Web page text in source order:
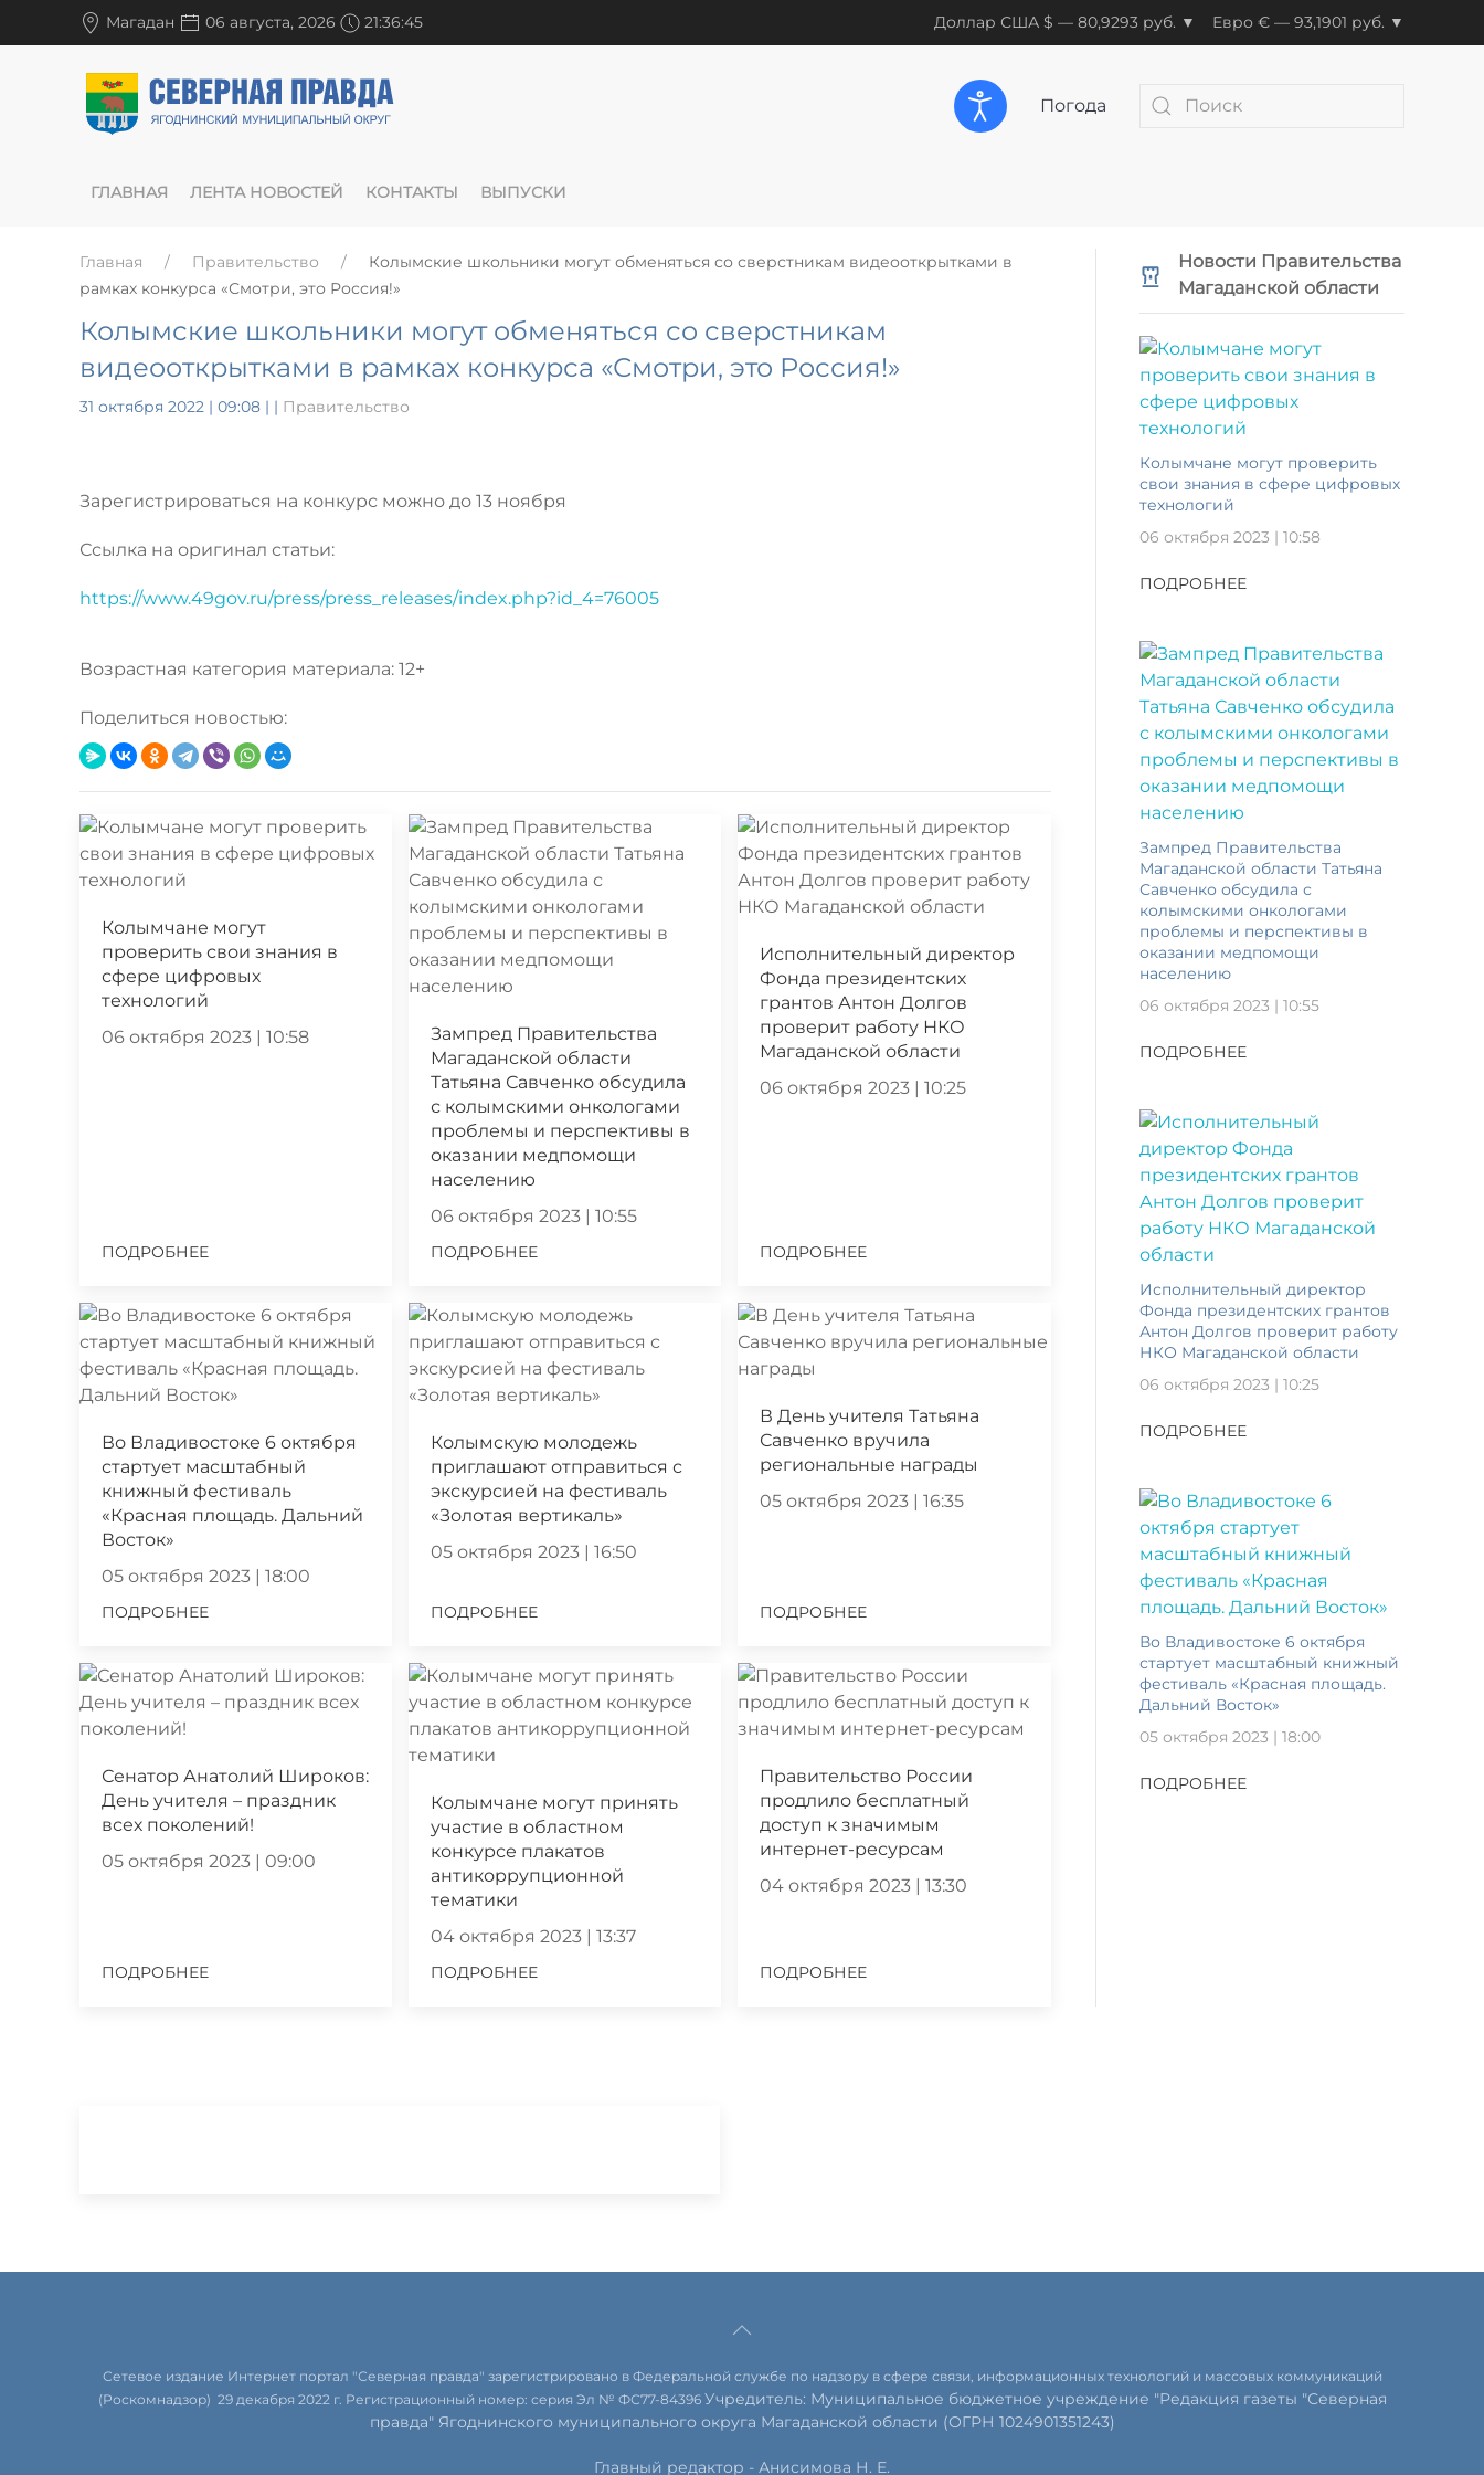
Магадан 06 августа, 2026 21:36:45 Доллар США $ — 80,9293 руб. ▼ Евро € — 93,1901 руб. ▼
Погода
ГЛАВНАЯ ЛЕНТА НОВОСТЕЙ КОНТАКТЫ ВЫПУСКИ
Главная Правительство
Колымские школьники могут обменяться со сверстникам видеооткрытками в
рамках конкурса «Смотри, это Россия!»
Колымские школьники могут обменяться со сверстникам
видеооткрытками в рамках конкурса «Смотри, это Россия!»
31 октября 2022 | 09:08 | | Правительство
Зарегистрироваться на конкурс можно до 13 ноября
Ссылка на оригинал статьи:
https://www.49gov.ru/press/press_releases/index.php?id_4=76005
Возрастная категория материала: 12+
Поделиться новостью:
Колымчане могут
проверить свои знания в
сфере цифровых
технологий
06 октября 2023 | 10:58
ПОДРОБНЕЕ
Зампред Правительства
Магаданской области
Татьяна Савченко обсудила
с колымскими онкологами
проблемы и перспективы в
оказании медпомощи
населению
06 октября 2023 | 10:55
ПОДРОБНЕЕ
Исполнительный директор
Фонда президентских
грантов Антон Долгов
проверит работу НКО
Магаданской области
06 октября 2023 | 10:25
ПОДРОБНЕЕ
Во Владивостоке 6 октября
стартует масштабный
книжный фестиваль
«Красная площадь. Дальний
Восток»
05 октября 2023 | 18:00
ПОДРОБНЕЕ
Колымскую молодежь
приглашают отправиться с
экскурсией на фестиваль
«Золотая вертикаль»
05 октября 2023 | 16:50
ПОДРОБНЕЕ
В День учителя Татьяна
Савченко вручила
региональные награды
05 октября 2023 | 16:35
ПОДРОБНЕЕ
Сенатор Анатолий Широков:
День учителя – праздник
всех поколений!
05 октября 2023 | 09:00
ПОДРОБНЕЕ
Колымчане могут принять
участие в областном
конкурсе плакатов
антикоррупционной
тематики
04 октября 2023 | 13:37
ПОДРОБНЕЕ
Правительство России
продлило бесплатный
доступ к значимым
интернет-ресурсам
04 октября 2023 | 13:30
ПОДРОБНЕЕ
Новости Правительства
Магаданской области
Колымчане могут проверить
свои знания в сфере цифровых
технологий
06 октября 2023 | 10:58
ПОДРОБНЕЕ
Зампред Правительства
Магаданской области Татьяна
Савченко обсудила с
колымскими онкологами
проблемы и перспективы в
оказании медпомощи
населению
06 октября 2023 | 10:55
ПОДРОБНЕЕ
Исполнительный директор
Фонда президентских грантов
Антон Долгов проверит работу
НКО Магаданской области
06 октября 2023 | 10:25
ПОДРОБНЕЕ
Во Владивостоке 6 октября
стартует масштабный книжный
фестиваль «Красная площадь.
Дальний Восток»
05 октября 2023 | 18:00
ПОДРОБНЕЕ
Сетевое издание Интернет портал "Северная правда" зарегистрировано в Федеральной службе по надзору в сфере связи, информационных технологий и массовых коммуникаций
(Роскомнадзор) 29 декабря 2022 г. Регистрационный номер: серия Эл № ФС77-84396 Учредитель: Муниципальное бюджетное учреждение "Редакция газеты "Северная
правда" Ягоднинского муниципального округа Магаданской области (ОГРН 1024901351243)
Главный редактор - Анисимова Н. Е.